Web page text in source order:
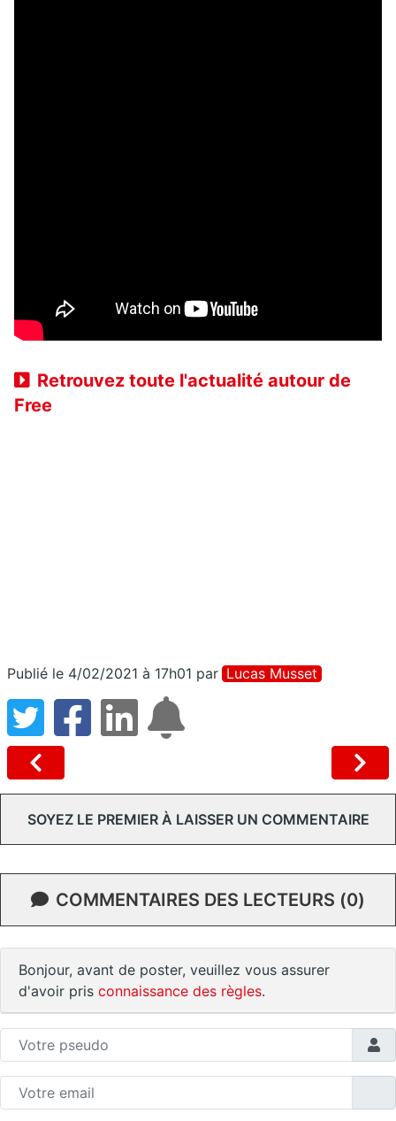
Retrouvez toute l'actualité autour de
Free
Publié le 4/02/2021 à 17h01 par Lucas Musset
SOYEZ LE PREMIER À LAISSER UN COMMENTAIRE
COMMENTAIRES DES LECTEURS (0)
Bonjour, avant de poster, veuillez vous assurer
d'avoir pris connaissance des règles.